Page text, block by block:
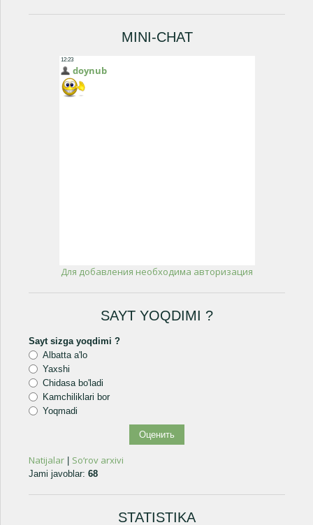
MINI-CHAT
Для добавления необходима авторизация
SAYT YOQDIMI ?
Sayt sizga yoqdimi ?
Albatta a'lo
Yaxshi
Chidasa bo'ladi
Kamchiliklari bor
Yoqmadi
Natijalar So‘rov arxivi
Jami javoblar: 68
STATISTIKA